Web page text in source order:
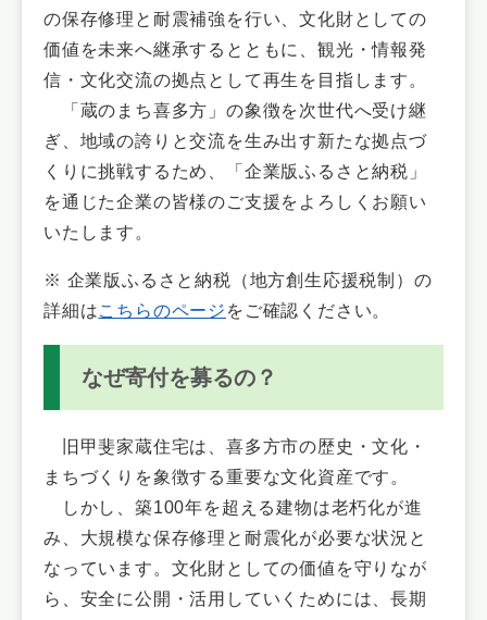
の保存修理と耐震補強を行い、文化財としての
価値を未来へ継承するとともに、観光・情報発
信・文化交流の拠点として再生を目指します。
「蔵のまち喜多方」の象徴を次世代へ受け継
ぎ、地域の誇りと交流を生み出す新たな拠点づ
くりに挑戦するため、「企業版ふるさと納税」
を通じた企業の皆様のご支援をよろしくお願い
いたします。
※ 企業版ふるさと納税（地方創生応援税制）の
詳細はこちらのページ をご確認ください。
なぜ寄付を募るの？
旧甲斐家蔵住宅は、喜多方市の歴史・文化・
まちづくりを象徴する重要な文化資産です。
しかし、築100年を超える建物は老朽化が進
み、大規模な保存修理と耐震化が必要な状況と
なっています。文化財としての価値を守りなが
ら、安全に公開・活用していくためには、長期